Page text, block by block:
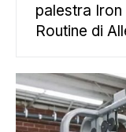
palestra
Routine di